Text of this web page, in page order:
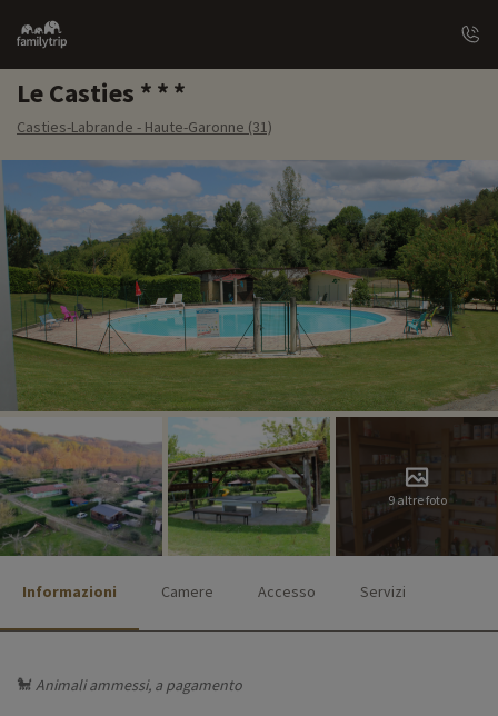
Family
trip
Le Casties
Casties-Labrande - Haute-Garonne (31)
9 altre foto
Informazioni Camere Accesso Servizi
🐩 Animali ammessi, a pagamento